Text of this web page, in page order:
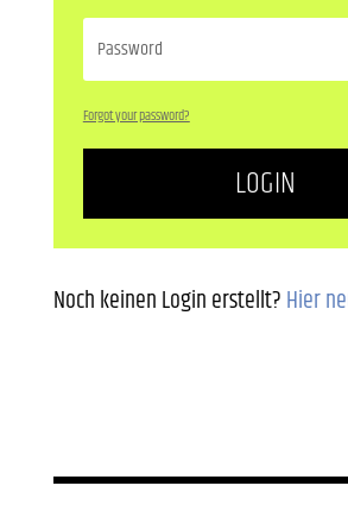
Forgot your password?
LOGIN
Noch keinen Login erstellt?Hier